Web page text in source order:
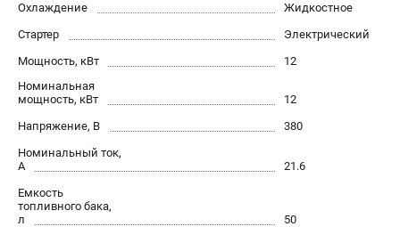
Как выбрать компрессор?
Как правильно выбрать генератор?
Как выбрать сварочный аппарат?
СВАРОЧНЫЕ АППАРАТЫ
Аппараты контактной сварки
Сварочные полуавтоматы MIG/MAG
Сварочные материалы
Охлаждение
Жидкостное
Стартер
Электрический
Мощность, кВт
12
Номинальная
мощность, кВт
12
Напряжение, В
380
Номинальный ток,
А
21.6
Емкость
топливного бака,
л
50